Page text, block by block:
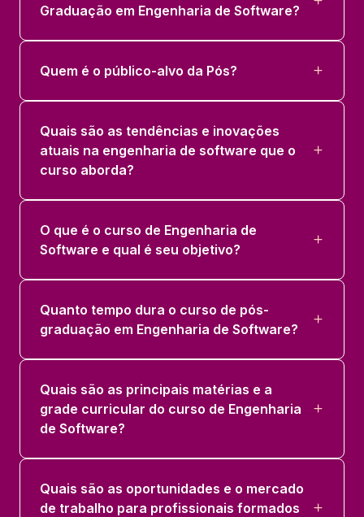
Graduação em Engenharia de Software?
Quem é o público-alvo da Pós?
Quais são as tendências e inovações
atuais na engenharia de software que o
curso aborda?
O que é o curso de Engenharia de
Software e qual é seu objetivo?
Quanto tempo dura o curso de pós-
graduação em Engenharia de Software?
Quais são as principais matérias e a
grade curricular do curso de Engenharia
de Software?
Quais são as oportunidades e o mercado
de trabalho para profissionais formados